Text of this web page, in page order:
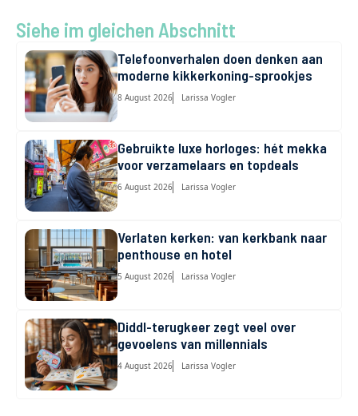
k n
Siehe im gleichen Abschnitt
Telefoonverhalen doen denken aan
moderne kikkerkoning-sprookjes
8 August 2026 Larissa Vogler
Gebruikte luxe horloges: hét mekka
voor verzamelaars en topdeals
6 August 2026 Larissa Vogler
Verlaten kerken: van kerkbank naar
penthouse en hotel
5 August 2026 Larissa Vogler
Diddl-terugkeer zegt veel over
gevoelens van millennials
4 August 2026 Larissa Vogler